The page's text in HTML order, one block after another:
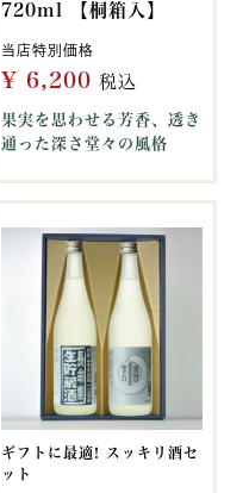
720ml 【桐箱入】
当店特別価格
¥ 6,200 税込
果実を思わせる芳香、透き
通った深さ堂々の風格
ギフトに最適! スッキリ酒セ
ット